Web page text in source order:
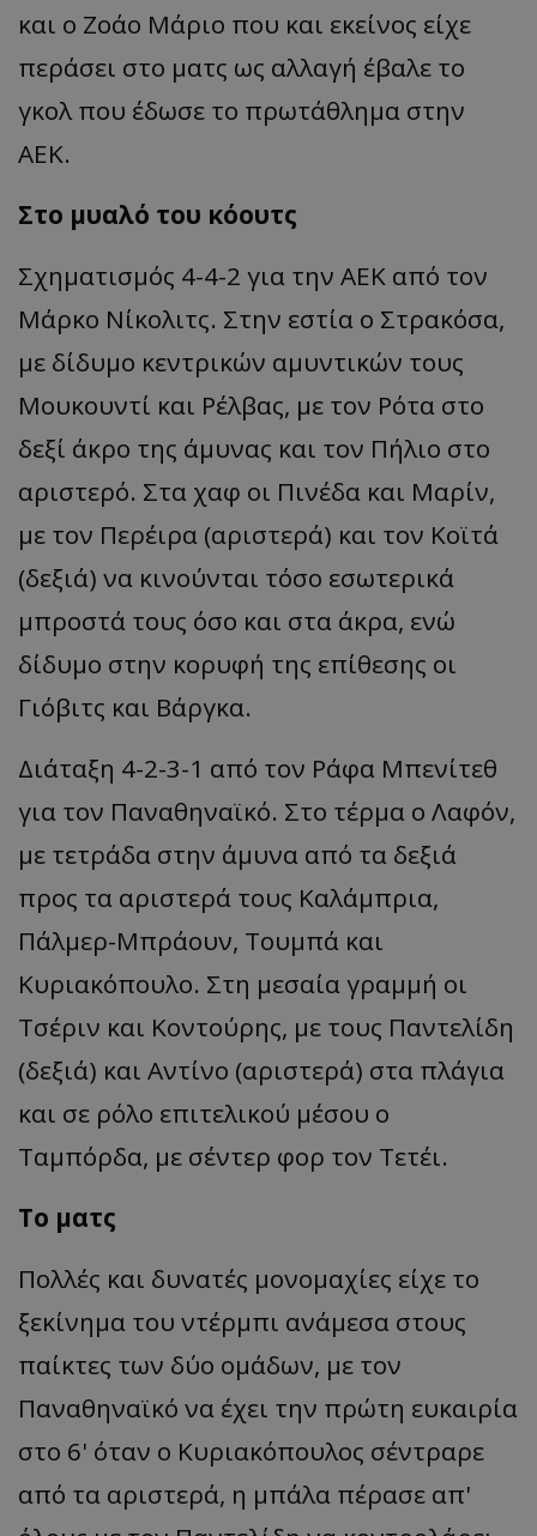
και ο Ζοάο Μάριο που και εκείνος είχε
περάσει στο ματς ως αλλαγή έβαλε το
γκολ που έδωσε το πρωτάθλημα στην
ΑΕΚ.
Στο μυαλό του κόουτς
Σχηματισμός 4-4-2 για την ΑΕΚ από τον
Μάρκο Νίκολιτς. Στην εστία ο Στρακόσα,
με δίδυμο κεντρικών αμυντικών τους
Μουκουντί και Ρέλβας, με τον Ρότα στο
δεξί άκρο της άμυνας και τον Πήλιο στο
αριστερό. Στα χαφ οι Πινέδα και Μαρίν,
με τον Περέιρα (αριστερά) και τον Κοϊτά
(δεξιά) να κινούνται τόσο εσωτερικά
μπροστά τους όσο και στα άκρα, ενώ
δίδυμο στην κορυφή της επίθεσης οι
Γιόβιτς και Βάργκα.
Διάταξη 4-2-3-1 από τον Ράφα Μπενίτεθ
για τον Παναθηναϊκό. Στο τέρμα ο Λαφόν,
με τετράδα στην άμυνα από τα δεξιά
προς τα αριστερά τους Καλάμπρια,
Πάλμερ-Μπράουν, Τουμπά και
Κυριακόπουλο. Στη μεσαία γραμμή οι
Τσέριν και Κοντούρης, με τους Παντελίδη
(δεξιά) και Αντίνο (αριστερά) στα πλάγια
και σε ρόλο επιτελικού μέσου ο
Ταμπόρδα, με σέντερ φορ τον Τετέι.
Το ματς
Πολλές και δυνατές μονομαχίες είχε το
ξεκίνημα του ντέρμπι ανάμεσα στους
παίκτες των δύο ομάδων, με τον
Παναθηναϊκό να έχει την πρώτη ευκαιρία
στο 6' όταν ο Κυριακόπουλος σέντραρε
από τα αριστερά, η μπάλα πέρασε απ'